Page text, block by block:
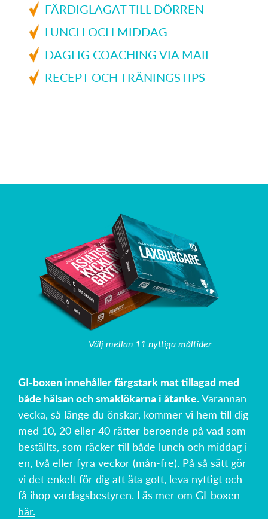
FÄRDIGLAGAT TILL DÖRREN
LUNCH OCH MIDDAG
DAGLIG COACHING VIA MAIL
RECEPT OCH TRÄNINGSTIPS
Välj mellan 11 nyttiga måltider
GI-boxen innehåller färgstark mat tillagad med
både hälsan och smaklökarna i åtanke.Varannan
vecka, så länge du önskar, kommer vi hem till dig
med 10, 20 eller 40 rätter beroende på vad som
beställts, som räcker till både lunch och middag i
en, två eller fyra veckor (mån-fre). På så sätt gör
vi det enkelt för dig att äta gott, leva nyttigt och
få ihop vardagsbestyren. Läs mer om GI-boxen
här.